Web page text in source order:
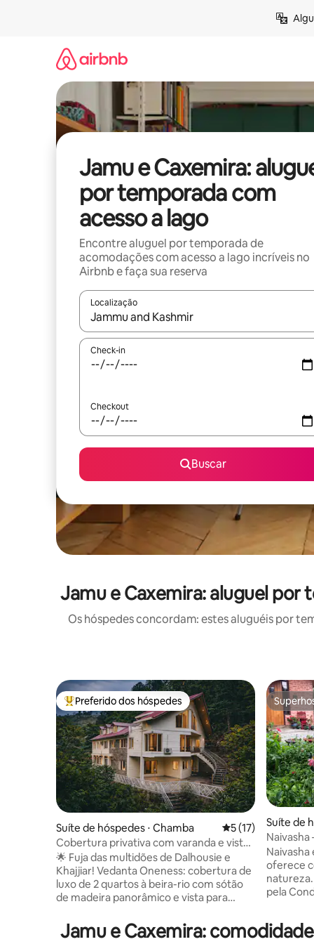
Jamu e Caxemira:
por temporada com
acesso a lago
Encontre aluguel por temporada de
acomodações com acesso a lago incríveis no
Airbnb e faça sua reserva
Localização
Quando os resultados estiverem disponíveis,
Check-in
Checkout
Buscar
Jamu e Caxemira: aluguel por
Os hóspedes concordam: estes aluguéis por
Entre os melhores preferidos dos hóspedes
Preferido dos hóspedes
Suíte de hóspedes ⋅ Chamba 5 de uma
5 (17)
Cobertura privativa com varanda e vista
para a floresta e o rio
🌟 Fuja das multidões de Dalhousie e
Khajjiar! Vedanta Oneness: cobertura de
luxo de 2 quartos à beira-rio com sótão
de madeira panorâmico e vista para
privacidade. ✨ DESTAQUES: ✅ Fibra de
100 Mbps + backup solar ✅ Varanda com
Suíte de
pomar
oferece
pela
Jamu e Caxemira: